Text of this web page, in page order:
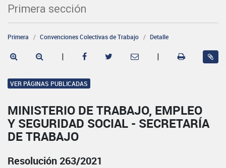
Primera sección
Primera Convenciones Colectivas de Trabajo Detalle
| |
VER PÁGINAS PUBLICADAS
MINISTERIO DE TRABAJO, EMPLEO
Y SEGURIDAD SOCIAL - SECRETARÍA
DE TRABAJO
Resolución 263/2021